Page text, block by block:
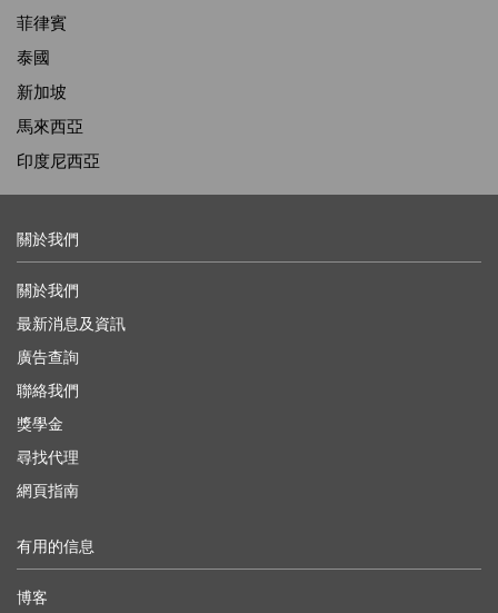
菲律賓
泰國
新加坡
馬來西亞
印度尼西亞
關於我們
關於我們
最新消息及資訊
廣告查詢
聯絡我們
獎學金
尋找代理
網頁指南
有用的信息
博客